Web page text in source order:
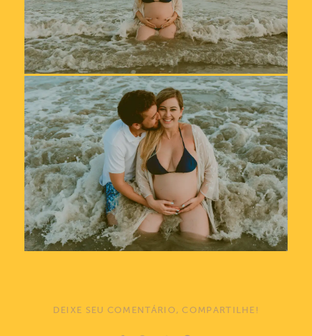
DEIXE SEU COMENTÁRIO, COMPARTILHE!